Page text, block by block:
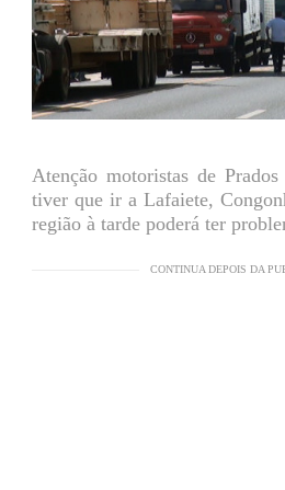
Atenção motoristas de
tiver que ir a Lafaiete,
região à tarde poderá ter
CONTINUA DEPOIS DA